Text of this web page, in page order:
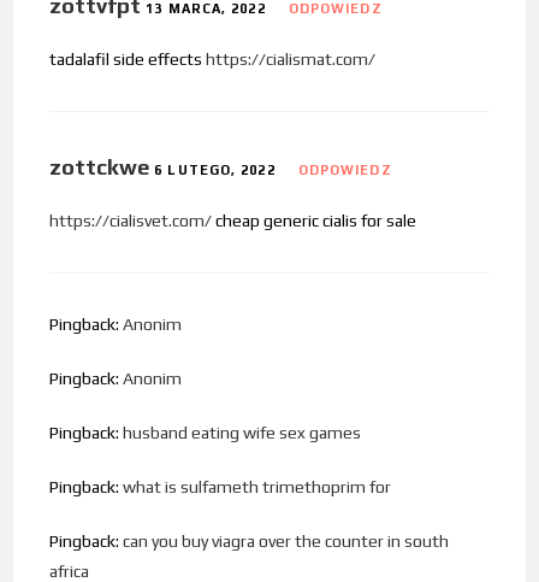
zottvfpt 13 MARCA, 2022 ODPOWIEDZ
tadalafil side effectshttps://cialismat.com/
zottckwe 6 LUTEGO, 2022 ODPOWIEDZ
https://cialisvet.com/cheap generic cialis for sale
Pingback:Anonim
Pingback:Anonim
Pingback:husband eating wife sex games
Pingback:what is sulfameth trimethoprim for
Pingback:can you buy viagra over the counter in south
africa